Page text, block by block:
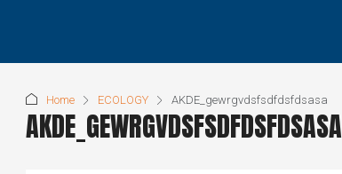
Home ECOLOGY AKDE_gewrgvdsfsdfdsfdsasa
AKDE_GEWRGVDSFSDFDSFDSASA